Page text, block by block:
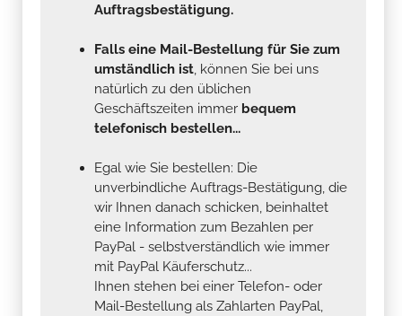
Auftragsbestätigung.
Falls eine Mail-Bestellung für Sie zum
umständlich ist, können Sie bei uns
natürlich zu den üblichen
Geschäftszeiten immer bequem
telefonisch bestellen...
Egal wie Sie bestellen: Die
unverbindliche Auftrags-Bestätigung, die
wir Ihnen danach schicken, beinhaltet
eine Information zum Bezahlen per
PayPal - selbstverständlich wie immer
mit PayPal Käuferschutz...
Ihnen stehen bei einer Telefon- oder
Mail-Bestellung als Zahlarten PayPal,